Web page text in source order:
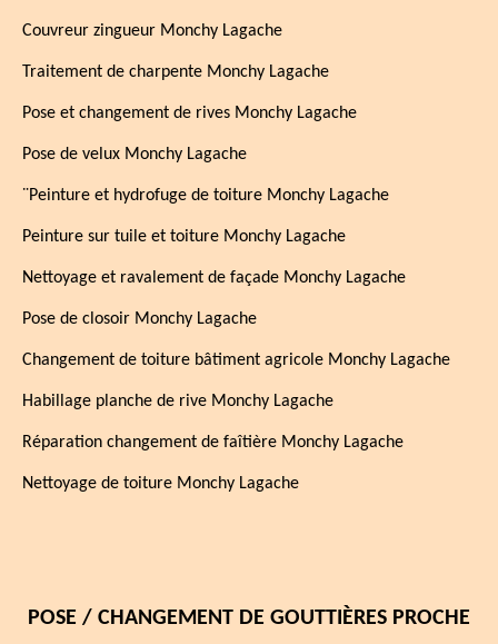
Couvreur zingueur Monchy Lagache
Traitement de charpente Monchy Lagache
Pose et changement de rives Monchy Lagache
Pose de velux Monchy Lagache
¨Peinture et hydrofuge de toiture Monchy Lagache
Peinture sur tuile et toiture Monchy Lagache
Nettoyage et ravalement de façade Monchy Lagache
Pose de closoir Monchy Lagache
Changement de toiture bâtiment agricole Monchy Lagache
Habillage planche de rive Monchy Lagache
Réparation changement de faîtière Monchy Lagache
Nettoyage de toiture Monchy Lagache
POSE / CHANGEMENT DE GOUTTIÈRES PROCHE